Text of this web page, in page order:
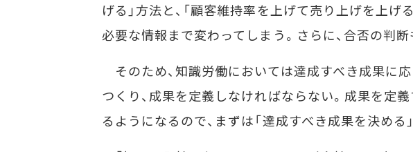
げる」方法と、「顧客維持率を上げて売り上げを上げ
必要な情報まで変わってしまう。さらに、合否の判断
そのため、知識労働においては達成すべき成果に応
つくり、成果を定義しなければならない。成果を定
るようになるので、まずは「達成すべき成果を決める